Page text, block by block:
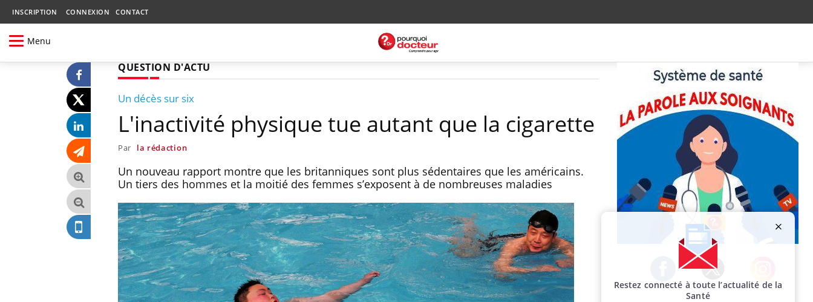
INSCRIPTION CONNEXION CONTACT
Menu
QUESTION D'ACTU
Un décès sur six
L'inactivité physique tue autant que la cigarette
Par la rédaction
Un nouveau rapport montre que les britanniques sont plus sédentaires que les américains.
Un tiers des hommes et la moitié des femmes s’exposent à de nombreuses maladies
Facebook Twitter Instagram
Restez connecté à toute l’actualité de la
Santé